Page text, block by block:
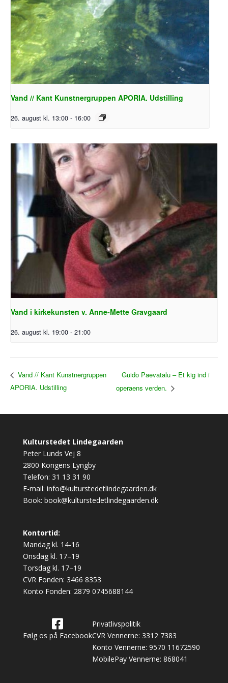
Vand // Kant Kunstnergruppen APORIA. Udstilling
26. august kl. 13:00 - 16:00
Vand i kirkekunsten v. Anne-Mette Gravgaard
26. august kl. 19:00 - 21:00
Vand // Kant Kunstnergruppen
APORIA. Udstilling
Guido Paevatalu – Et kig ind i
operaens verden.
Kulturstedet Lindegaarden
Peter Lunds Vej 8
2800 Kongens Lyngby
Telefon: 31 13 31 90
E-mail: info@kulturstedetlindegaarden.dk
Book: book@kulturstedetlindegaarden.dk
Kontortid:
Mandag kl. 14-16
Onsdag kl. 17–19
Torsdag kl. 17–19
CVR Fonden: 3466 8353
Konto Fonden: 2879 0745688144
Følg os på Facebook
Privatlivspolitik
CVR Vennerne: 3312 7383
Konto Vennerne: 9570 11672590
MobilePay Vennerne: 868041